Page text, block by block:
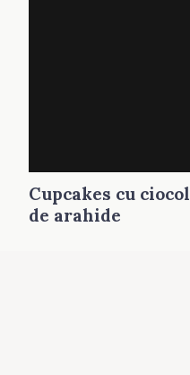
Cupcakes cu
de arahide